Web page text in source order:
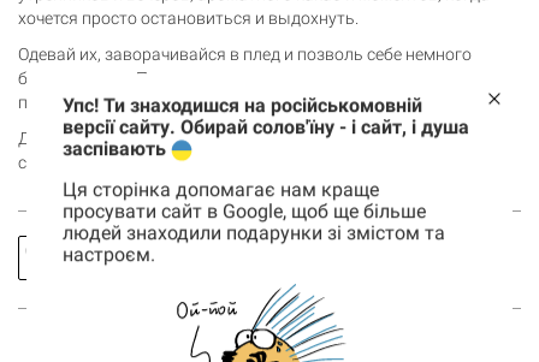
хочется просто остановиться и выдохнуть.
Одевай их, заворачивайся в плед и позволь себе немного
больше покоя. Потому что иногда лучшее пожелание — это
просто тепло и уют.
Добавляй носки в корзину и дари рождественское настроение
себе и близким!
Заказать
звонок
Спросить
Упс! Ти знаходишся на російськомовній
версії сайту. Обирай солов'їну - і сайт, і душа
заспівають
Ця сторінка допомагає нам краще
просувати сайт в Google, щоб ще більше
людей знаходили подарунки зі змістом та
настроєм.
Корзина 0 товары